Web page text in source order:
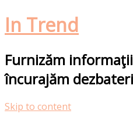
In Trend
Furnizăm
încurajăm dezbateri
Skip to content